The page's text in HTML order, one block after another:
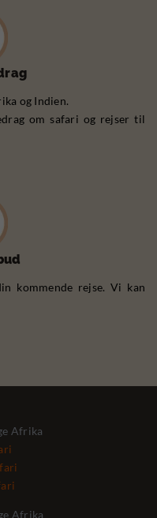
og Indien.
om safari og rejser til
kommende rejse. Vi kan
Afrika
Afrika